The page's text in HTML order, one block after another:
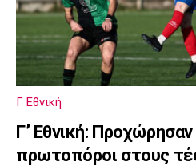
Γ Εθνική
Γ’ Εθνική: Προχώρησαν
πρωτοπόροι στους